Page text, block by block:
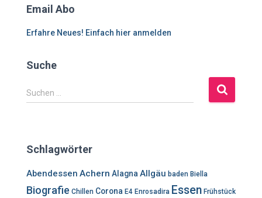
Email Abo
Erfahre Neues! Einfach hier anmelden
Suche
S
u
n
a
c
Suchen …
Schlagwörter
Abendessen Achern AlagnaAllgäu baden Biella
Biografie Chillen Corona E4 Enrosadira Essen Frühstück